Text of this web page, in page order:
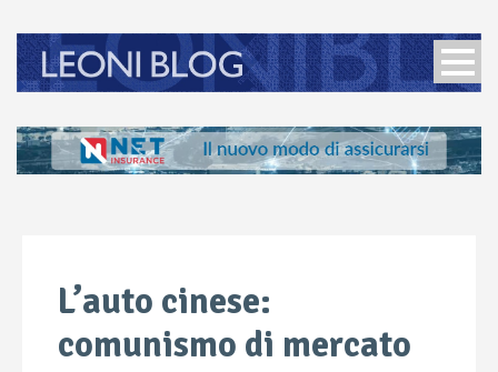
L’auto cinese:
comunismo di mercato